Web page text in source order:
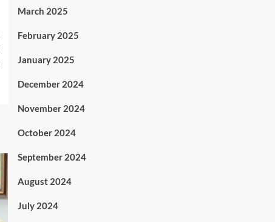
March 2025
February 2025
January 2025
December 2024
November 2024
October 2024
September 2024
August 2024
July 2024